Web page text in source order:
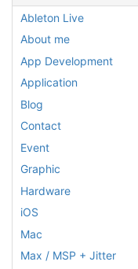
Ableton Live
About me
App Development
Application
Blog
Contact
Event
Graphic
Hardware
iOS
Mac
Max / MSP + Jitter